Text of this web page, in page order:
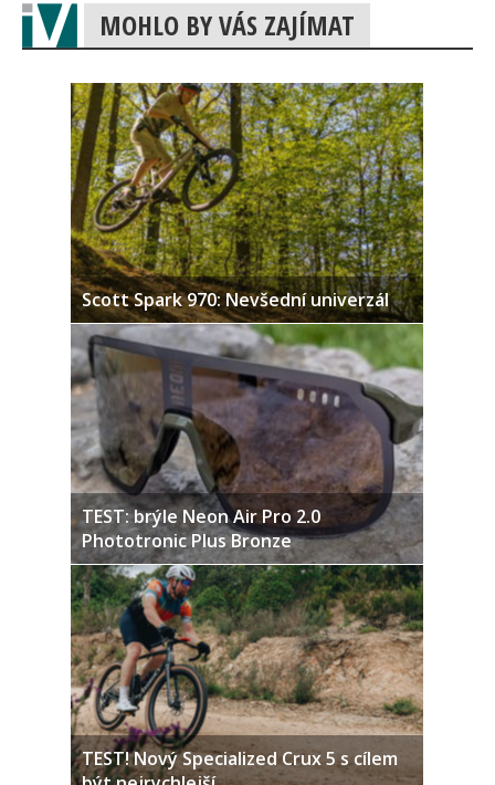
MOHLO BY VÁS ZAJÍMAT
Scott Spark 970: Nevšední univerzál
TEST: brýle Neon Air Pro 2.0
Phototronic Plus Bronze
TEST! Nový Specialized Crux 5 s cílem